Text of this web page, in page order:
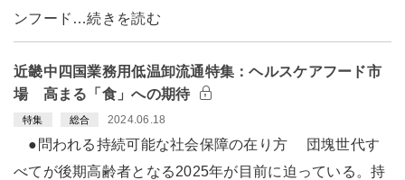
ンフード…続きを読む
近畿中四国業務用低温卸流通特集：ヘルスケアフード市
場 高まる「食」への期待
特集 総合 2024.06.18
●問われる持続可能な社会保障の在り方 団塊世代す
べてが後期高齢者となる2025年が目前に迫っている。持